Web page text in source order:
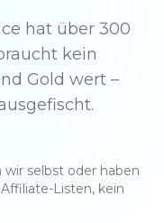
hat über 300
kein
Gold wert –
selbst oder haben
Listen, kein